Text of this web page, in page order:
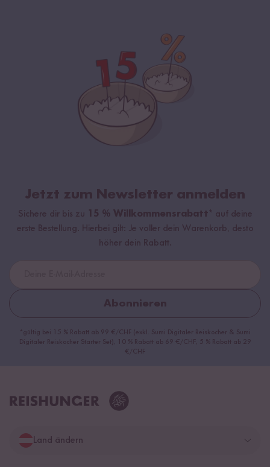
Jetzt zum Newsletter anmelden
Sichere dir bis zu 15 % Willkommensrabatt* auf deine
erste Bestellung. Hierbei gilt: Je voller dein Warenkorb, desto
höher dein Rabatt.
Abonnieren
*gültig bei 15 % Rabatt ab 99 €/CHF (exkl. Sumi Digitaler Reiskocher & Sumi
Digitaler Reiskocher Starter Set), 10 % Rabatt ab 69 €/CHF, 5 % Rabatt ab 29
€/CHF
Land ändern